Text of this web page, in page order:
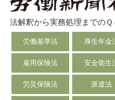
労務管理
税務経理
企業法務
経営の知恵
総務の給湯室
法解釈から実務処理までの
労働基準法 厚生年金
雇用保険法 安全衛生
労災保険法 派遣法